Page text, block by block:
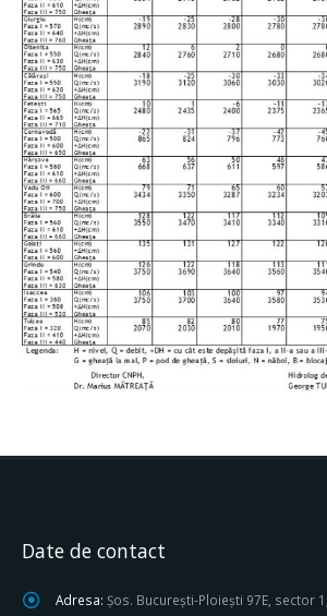
Date de contact
Adresa: Șos. București-Ploiești 97E, sector